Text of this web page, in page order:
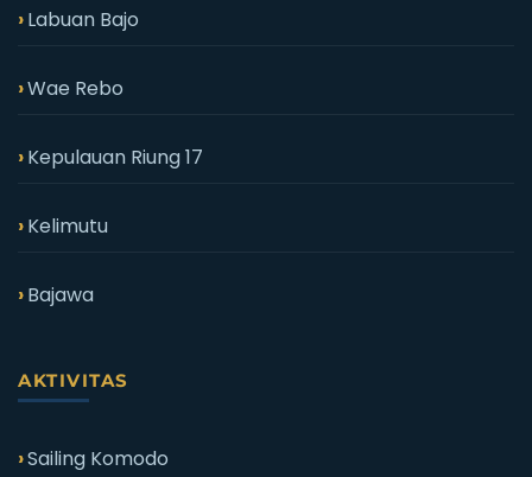
Labuan Bajo
Wae Rebo
Kepulauan Riung 17
Kelimutu
Bajawa
AKTIVITAS
Sailing Komodo